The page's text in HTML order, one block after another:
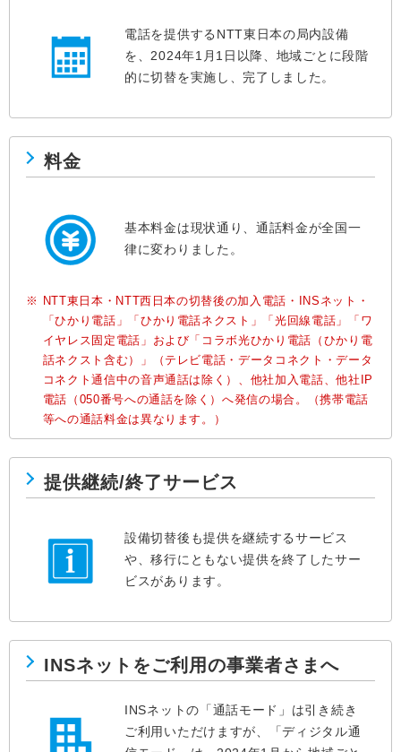
電話を提供するNTT東日本の局内設備
を、2024年1月1日以降、地域ごとに段階
的に切替を実施し、完了しました。
料金
基本料金は現状通り、通話料金が全国一
律に変わりました。
※
NTT東日本・NTT西日本の切替後の加入電話・INSネット・
「ひかり電話」「ひかり電話ネクスト」「光回線電話」「ワ
イヤレス固定電話」および「コラボ光ひかり電話（ひかり電
話ネクスト含む）」（テレビ電話・データコネクト・データ
コネクト通信中の音声通話は除く）、他社加入電話、他社IP
電話（050番号への通話を除く）へ発信の場合。（携帯電話
等への通話料金は異なります。）
提供継続/終了サービス
設備切替後も提供を継続するサービス
や、移行にともない提供を終了したサー
ビスがあります。
INSネットをご利用の事業者さまへ
INSネットの「通話モード」は引き続き
ご利用いただけますが、「ディジタル通